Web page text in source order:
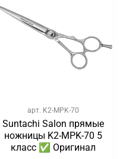
арт. K2-MPK-70
Suntachi Salon прямые
ножницы K2-MPK-70 5
класс ✅ Оригинал